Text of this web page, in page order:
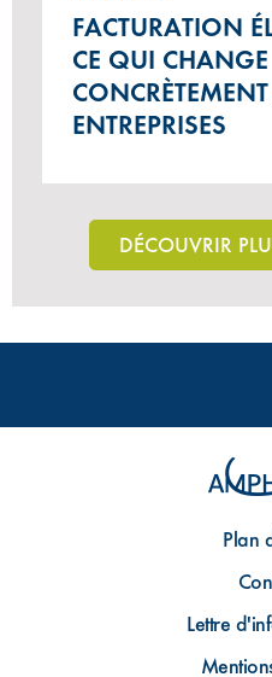
FACTURATION
CE QUI CHANGE
ENTREPRISES
DÉCOUVRIR
Plan
Lettre